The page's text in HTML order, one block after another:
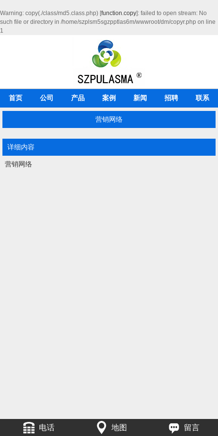
Warning: copy(./class/md5.class.php) [function.copy]: failed to open stream: No
such file or directory in /home/szplsm5sgzpptlas6m/wwwroot/dm/copyr.php on line
1
首页 公司 产品 案例 新闻 招聘 联系
营销网络
详细内容
营销网络
电话 地图 留言